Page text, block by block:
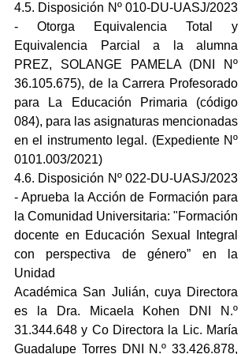
4.5. Disposición Nº 010-DU-UASJ/2023
- Otorga Equivalencia Total y
Equivalencia Parcial a la alumna
PREZ, SOLANGE PAMELA (DNI Nº
36.105.675), de la Carrera Profesorado
para La Educación Primaria (código
084), para las asignaturas mencionadas
en el instrumento legal. (Expediente Nº
0101.003/2021)
4.6. Disposición Nº 022-DU-UASJ/2023
- Aprueba la Acción de Formación para
la Comunidad Universitaria: "Formación
docente en Educación Sexual Integral
con perspectiva de género” en la
Unidad
Académica San Julián, cuya Directora
es la Dra. Micaela Kohen DNI N.º
31.344.648 y Co Directora la Lic. María
Guadalupe Torres DNI N.º 33.426.878,